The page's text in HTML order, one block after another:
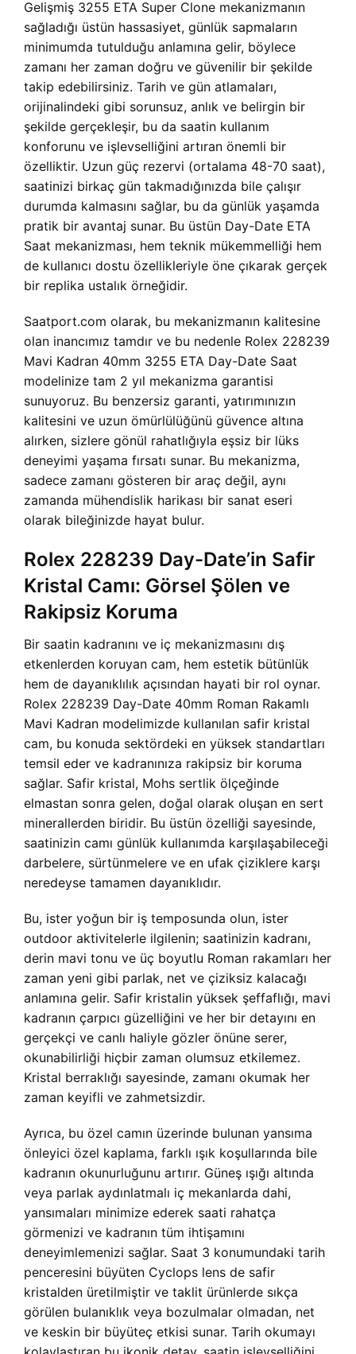
Gelişmiş 3255 ETA Super Clone mekanizmanın
sağladığı üstün hassasiyet, günlük sapmaların
minimumda tutulduğu anlamına gelir, böylece
zamanı her zaman doğru ve güvenilir bir şekilde
takip edebilirsiniz. Tarih ve gün atlamaları,
orijinalindeki gibi sorunsuz, anlık ve belirgin bir
şekilde gerçekleşir, bu da saatin kullanım
konforunu ve işlevselliğini artıran önemli bir
özelliktir. Uzun güç rezervi (ortalama 48-70 saat),
saatinizi birkaç gün takmadığınızda bile çalışır
durumda kalmasını sağlar, bu da günlük yaşamda
pratik bir avantaj sunar. Bu üstün Day-Date ETA
Saat mekanizması, hem teknik mükemmelliği hem
de kullanıcı dostu özellikleriyle öne çıkarak gerçek
bir replika ustalık örneğidir.
Saatport.com olarak, bu mekanizmanın kalitesine
olan inancımız tamdır ve bu nedenle Rolex 228239
Mavi Kadran 40mm 3255 ETA Day-Date Saat
modelinize tam 2 yıl mekanizma garantisi
sunuyoruz. Bu benzersiz garanti, yatırımınızın
kalitesini ve uzun ömürlülüğünü güvence altına
alırken, sizlere gönül rahatlığıyla eşsiz bir lüks
deneyimi yaşama fırsatı sunar. Bu mekanizma,
sadece zamanı gösteren bir araç değil, aynı
zamanda mühendislik harikası bir sanat eseri
olarak bileğinizde hayat bulur.
Rolex 228239 Day-Date’in Safir
Kristal Camı: Görsel Şölen ve
Rakipsiz Koruma
Bir saatin kadranını ve iç mekanizmasını dış
etkenlerden koruyan cam, hem estetik bütünlük
hem de dayanıklılık açısından hayati bir rol oynar.
Rolex 228239 Day-Date 40mm Roman Rakamlı
Mavi Kadran modelimizde kullanılan safir kristal
cam, bu konuda sektördeki en yüksek standartları
temsil eder ve kadranınıza rakipsiz bir koruma
sağlar. Safir kristal, Mohs sertlik ölçeğinde
elmastan sonra gelen, doğal olarak oluşan en sert
minerallerden biridir. Bu üstün özelliği sayesinde,
saatinizin camı günlük kullanımda karşılaşabileceği
darbelere, sürtünmelere ve en ufak çiziklere karşı
neredeyse tamamen dayanıklıdır.
Bu, ister yoğun bir iş temposunda olun, ister
outdoor aktivitelerle ilgilenin; saatinizin kadranı,
derin mavi tonu ve üç boyutlu Roman rakamları her
zaman yeni gibi parlak, net ve çiziksiz kalacağı
anlamına gelir. Safir kristalin yüksek şeffaflığı, mavi
kadranın çarpıcı güzelliğini ve her bir detayını en
gerçekçi ve canlı haliyle gözler önüne serer,
okunabilirliği hiçbir zaman olumsuz etkilemez.
Kristal berraklığı sayesinde, zamanı okumak her
zaman keyifli ve zahmetsizdir.
Ayrıca, bu özel camın üzerinde bulunan yansıma
önleyici özel kaplama, farklı ışık koşullarında bile
kadranın okunurluğunu artırır. Güneş ışığı altında
veya parlak aydınlatmalı iç mekanlarda dahi,
yansımaları minimize ederek saati rahatça
görmenizi ve kadranın tüm ihtişamını
deneyimlemenizi sağlar. Saat 3 konumundaki tarih
penceresini büyüten Cyclops lens de safir
kristalden üretilmiştir ve taklit ürünlerde sıkça
görülen bulanıklık veya bozulmalar olmadan, net
ve keskin bir büyüteç etkisi sunar. Tarih okumayı